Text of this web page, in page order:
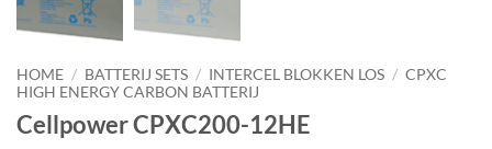
HOME / BATTERIJ SETS / INTERCEL BLOKKEN LOS / CPXC
HIGH ENERGY CARBON BATTERIJ
Cellpower CPXC200-12HE